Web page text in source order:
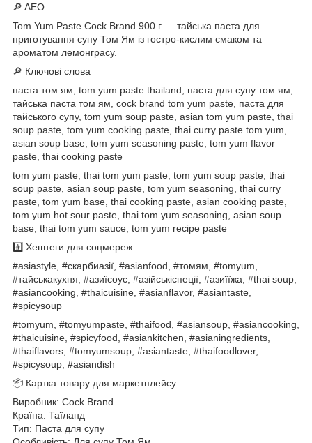
🔎 AEO
Tom Yum Paste Cock Brand 900 г — тайська паста для
приготування супу Том Ям із гостро-кислим смаком та
ароматом лемонграсу.
🔎 Ключові слова
паста том ям, tom yum paste thailand, паста для супу том ям,
тайська паста том ям, cock brand tom yum paste, паста для
тайського супу, tom yum soup paste, asian tom yum paste, thai
soup paste, tom yum cooking paste, thai curry paste tom yum,
asian soup base, tom yum seasoning paste, tom yum flavor
paste, thai cooking paste
tom yum paste, thai tom yum paste, tom yum soup paste, thai
soup paste, asian soup paste, tom yum seasoning, thai curry
paste, tom yum base, thai cooking paste, asian cooking paste,
tom yum hot sour paste, thai tom yum seasoning, asian soup
base, thai tom yum sauce, tom yum recipe paste
#️⃣ Хештеги для соцмереж
#asiastyle, #скарбиазії, #asianfood, #томям, #tomyum,
#тайськакухня, #азиїсоус, #азійськіспеції, #азиїїжа, #thai soup,
#asiancooking, #thaicuisine, #asianflavor, #asiantaste,
#spicysoup
#tomyum, #tomyumpaste, #thaifood, #asiansoup, #asiancooking,
#thaicuisine, #spicyfood, #asiankitchen, #asianingredients,
#thaiflavors, #tomyumsoup, #asiantaste, #thaifoodlover,
#spicysoup, #asiandish
📦 Картка товару для маркетплейсу
Виробник: Cock Brand
Країна: Таїланд
Тип: Паста для супу